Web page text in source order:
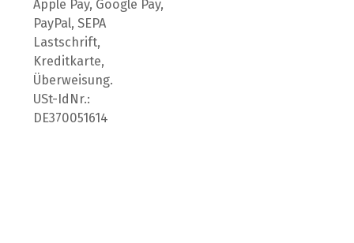
Apple Pay, Google Pay,
PayPal, SEPA
Lastschrift,
Kreditkarte,
Überweisung.
USt-IdNr.:
DE370051614